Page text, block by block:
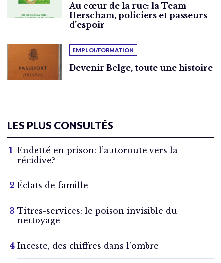
Au cœur de la rue: la Team
Herscham, policiers et passeurs
d’espoir
EMPLOI/FORMATION
Devenir Belge, toute une histoire
LES PLUS CONSULTÉS
Endetté en prison: l’autoroute vers la
récidive?
Éclats de famille
Titres-services: le poison invisible du
nettoyage
Inceste, des chiffres dans l’ombre